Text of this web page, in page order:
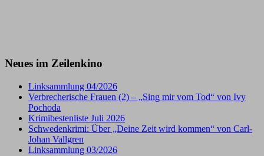
Neues im Zeilenkino
Linksammlung 04/2026
Verbrecherische Frauen (2) – „Sing mir vom Tod“ von Ivy
Pochoda
Krimibestenliste Juli 2026
Schwedenkrimi: Über „Deine Zeit wird kommen“ von Carl-
Johan Vallgren
Linksammlung 03/2026